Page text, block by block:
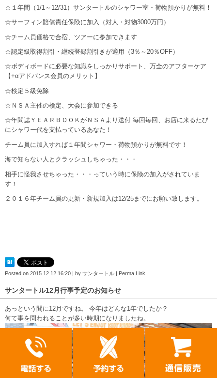
☆１年間（1/1～12/31）サンタートルのシャワー室・荷物預かりが無料！
☆サーフィン賠償責任保険に加入（対人・対物3000万円）
☆チーム員価格で合宿、ツアーに参加できます
☆認定級取得割引・継続登録割引きが適用（3％～20％OFF）
☆ボディボードに必要な知識をしっかりサポート、万全のアフターケア
【+αアドバンス会員のメリット】
☆検定５級免除
☆ＮＳＡ主催の検定、大会に参加できる
☆年間誌ＹＥＡＲＢＯＯＫがＮＳＡより送付 毎回毎回、お店に来るたび
にシャワー代を支払っているあなた！
チーム員に加入すれば１年間シャワー・荷物預かりが無料です！
海で知らない人とクラッシュしちゃった・・・
相手に怪我させちゃった・・・っていう時に保険の加入がされていま
す！
２０１６年チーム員の更新・新規加入は12/25までにお願い致します。
Posted on 2015.12.12 16:20 | by サンタートル | Perma Link
サンタートル12月行事予定のお知らせ
あっという間に12月ですね。 今年はどんな1年でしたか？
何て事を問われることが多い時期になりましたね。